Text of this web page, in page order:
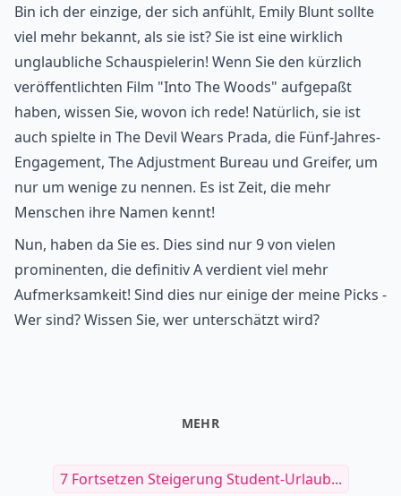
Bin ich der einzige, der sich anfühlt, Emily Blunt sollte
viel mehr bekannt, als sie ist? Sie ist eine wirklich
unglaubliche Schauspielerin! Wenn Sie den kürzlich
veröffentlichten Film "Into The Woods" aufgepaßt
haben, wissen Sie, wovon ich rede! Natürlich, sie ist
auch spielte in The Devil Wears Prada, die Fünf-Jahres-
Engagement, The Adjustment Bureau und Greifer, um
nur um wenige zu nennen. Es ist Zeit, die mehr
Menschen ihre Namen kennt!
Nun, haben da Sie es. Dies sind nur 9 von vielen
prominenten, die definitiv A verdient viel mehr
Aufmerksamkeit! Sind dies nur einige der meine Picks -
Wer sind? Wissen Sie, wer unterschätzt wird?
MEHR
7 Fortsetzen Steigerung Student-Urlaub...